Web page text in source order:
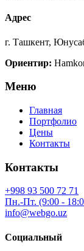
Адрес
г. Ташкент,
Ориентир:
Меню
Главная
Портфолио
Цены
Контакты
Контакты
+998 93 500 72 71
Пн.-Пт. (9:00 -
info@webgo.uz
Социальный